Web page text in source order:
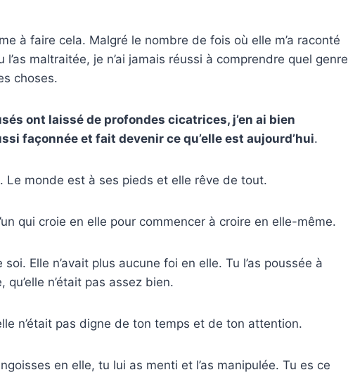
à faire cela. Malgré le nombre de fois où elle m’a raconté
l’as maltraitée, je n’ai jamais réussi à comprendre quel genre
choses.
ont laissé de profondes cicatrices, j’en ai bien
façonnée et fait devenir ce qu’elle est aujourd’hui.
Le monde est à ses pieds et elle rêve de tout.
qui croie en elle pour commencer à croire en elle-même.
Elle n’avait plus aucune foi en elle. Tu l’as poussée à
n’était pas assez bien.
n’était pas digne de ton temps et de ton attention.
en elle, tu lui as menti et l’as manipulée. Tu es ce